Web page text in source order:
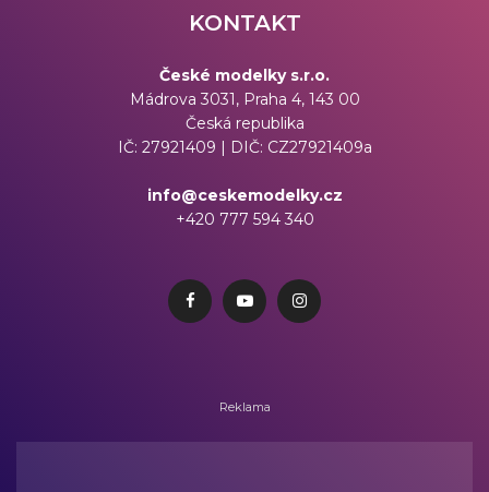
KONTAKT
České modelky s.r.o.
Mádrova 3031, Praha 4, 143 00
Česká republika
IČ: 27921409 | DIČ: CZ27921409a
info@ceskemodelky.cz
+420 777 594 340
Reklama